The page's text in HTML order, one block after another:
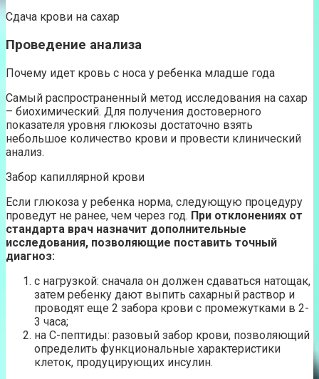
Сдача крови на сахар
Проведение анализа
Почему идет кровь с носа у ребенка младше года
Самый распространенный метод исследования на сахар
– биохимический. Для получения достоверного
показателя уровня глюкозы достаточно взять
небольшое количество крови и провести клинический
анализ.
Забор капиллярной крови
Если глюкоза у ребенка норма, следующую процедуру
проведут не ранее, чем через год. При отклонениях от
стандарта врач назначит дополнительные
исследования, позволяющие поставить точный
диагноз:
с нагрузкой: сначала он должен сдаваться натощак,
затем ребенку дают выпить сахарный раствор и
проводят еще 2 забора крови с промежутками в 2-
3 часа;
на C-пептиды: разовый забор крови, позволяющий
определить функциональные характеристики
клеток, продуцирующих инсулин.